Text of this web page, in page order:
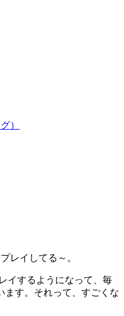
）
レイしてる～。
イするようになって、毎
ます。それって、すごくな